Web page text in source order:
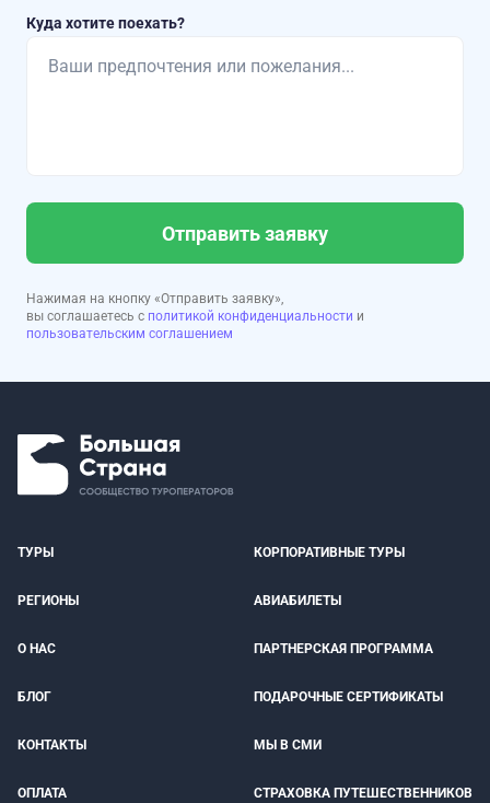
Куда хотите поехать?
Отправить заявку
Нажимая на кнопку «Отправить заявку»,
вы соглашаетесь с политикой конфиденциальности и
пользовательским соглашением
ТУРЫ КОРПОРАТИВНЫЕ ТУРЫ
РЕГИОНЫ АВИАБИЛЕТЫ
О НАС ПАРТНЕРСКАЯ ПРОГРАММА
БЛОГ ПОДАРОЧНЫЕ СЕРТИФИКАТЫ
КОНТАКТЫ МЫ В СМИ
ОПЛАТА СТРАХОВКА ПУТЕШЕСТВЕННИКОВ